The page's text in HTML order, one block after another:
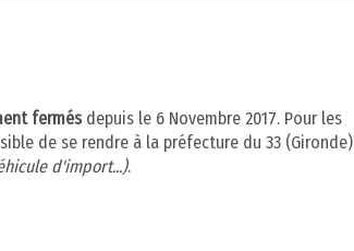
fermés depuis le 6 Novembre 2017. Pour les
de se rendre à la préfecture du 33 (Gironde)
d'import...).